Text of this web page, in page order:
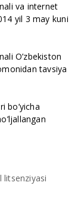
va internet
yil 3 may kuni
O’zbekiston
tavsiya
bo’yicha